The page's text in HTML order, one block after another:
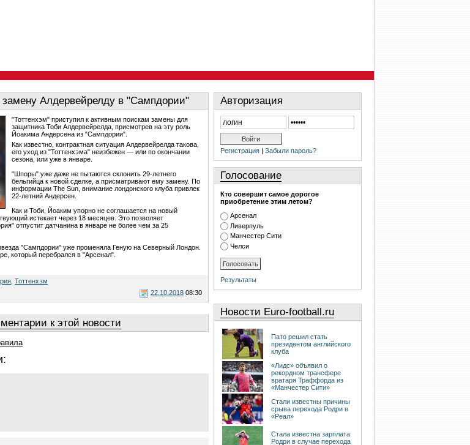
замену Алдервейрелду в "Сампдории"
"Тоттенхэм" приступил к активным поискам замены для
защитника Тоби Алдервейрелда, присмотрев на эту роль
Йоакима Андерсена из "Сампдории".
Как известно, контрактная ситуация Алдервейрелда такова,
его уход из "Тоттенхэма" неизбежен — или по окончании
сезона, или уже в январе.
"Шпоры" уже даже не пытаются склонить 29-летнего
бельгийца к новой сделке, а присматривают ему замену. По
информации The Sun, внимание лондонского клуба привлек
22-летний Андерсен.
Как и Тоби, Йоаким упорно не соглашается на новый
истекает через 18 месяцев. Это позволяет
отпустит датчанина в январе не более чем за 25
"Сампдории" уже променяла Геную на Северный Лондон.
который перебрался в "Арсенал".
Тоттенхэм
22.10.2018 08:30
к этой новости
Авторизация
Регистрация | Забыли пароль?
Голосование
Кто совершит самое дорогое
приобретение этим летом?
Арсенал
Ливерпуль
Манчестер Сити
Челси
Результаты
Новости Euro-football.ru
Пато решил стать
президентом английского
клуба
«Лидс» объявил о
рекордном трансфере
вратаря Траффорда из
«Манчестер Сити»
Стали известны причины
срыва перехода Родри в
«Реал»
Стала известна зарплата
Родри в случае перехода